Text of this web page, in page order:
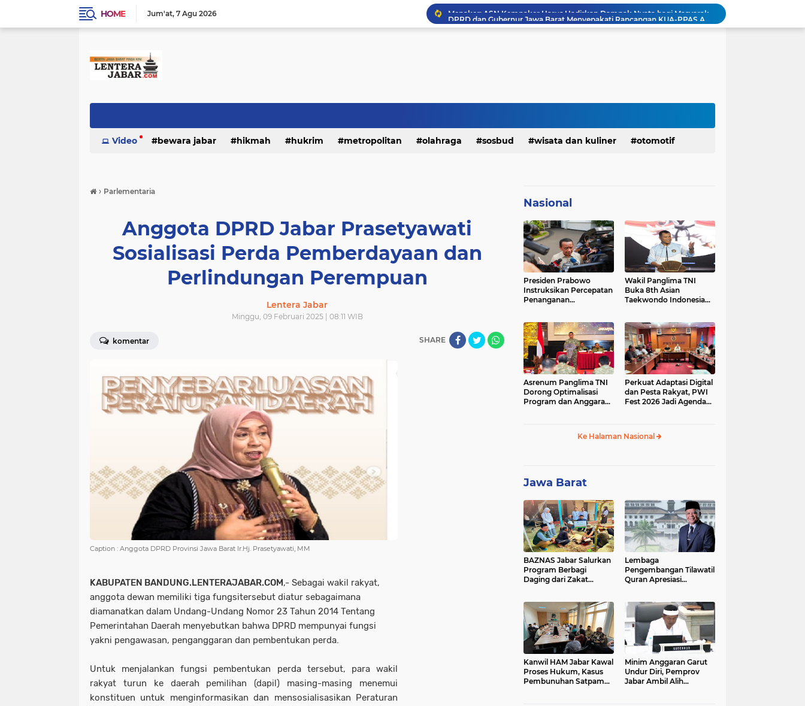
HOME Jum'at 7 Agu 2026
DPRD dan Gubernur Jawa Barat Menyepakati Rancangan KUA-PPAS APBD Tahun Anggaran 2027
Pemkot Siapkan 100 Armada Pengangkut Sampah Bila TPPAS Legok Nangka Beroperasi
KDM Fokus Rampungkan Pemenuhan Layanan Dasar dan Konektivitas Wilayah pada 2027
Video bewara jabar hikmah hukrim metropolitan olahraga sosbud wisata dan kuliner otomotif
› Parlementaria
Anggota DPRD Jabar Prasetyawati
Sosialisasi Perda Pemberdayaan dan
Perlindungan Perempuan
Lentera Jabar
Minggu, 09 Februari 2025 | 08:11 WIB
komentar SHARE
Caption : Anggota DPRD Provinsi Jawa Barat Ir.Hj. Prasetyawati, MM
KABUPATEN BANDUNG.LENTERAJABAR.COM,- Sebagai wakil rakyat,
anggota dewan memiliki tiga fungsitersebut diatur sebagaimana
diamanatkan dalam Undang-Undang Nomor 23 Tahun 2014 Tentang
Pemerintahan Daerah menyebutkan bahwa DPRD mempunyai fungsi
yakni pengawasan, penganggaran dan pembentukan perda.
Untuk menjalankan fungsi pembentukan perda tersebut, para wakil
rakyat turun ke daerah pemilihan (dapil) masing-masing menemui
konstituen untuk menginformasikan dan mensosialisasikan Peraturan
Nasional
Presiden Prabowo
Instruksikan Percepatan
Penanganan
BBM
Wakil Panglima TNI
Buka 8th Asian
Taekwondo Indonesia
Asrenum Panglima TNI
Dorong Optimalisasi
Program dan Anggaran
Perkuat Adaptasi Digital
dan Pesta Rakyat, PWI
Fest 2026 Jadi Agenda
Ke Halaman Nasional
Jawa Barat
BAZNAS Jabar Salurkan
Program Berbagi
Daging dari Zakat
Purwakarta
Lembaga
Pengembangan Tilawatil
Quran Apresiasi
Langsung MTQ Jabar
Kanwil HAM Jabar Kawal
Proses Hukum, Kasus
Pembunuhan Satpam
Minim Anggaran Garut
Undur Diri, Pemprov
Jabar Ambil Alih